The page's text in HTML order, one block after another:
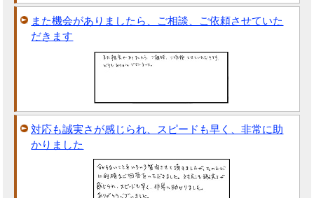
また機会がありましたら、ご相談、ご依頼させていた
だきます
対応も誠実さが感じられ、スピードも早く、非常に助
かりました